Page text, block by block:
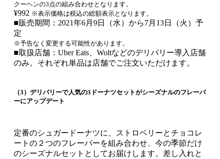
クーヘンの3点の組み合わせとなります。
¥992 ※表示価格は税込の総額表示となります。
■販売期間：2021年6月9日（水）から7月13日（火）予
定
※予告なく変更する可能性があります。
■取扱店舗：Uber Eats、Woltなどのデリバリー導入店舗
のみ。それぞれ単品は店舗でご注文いただけます。
（3）デリバリーで人気の3ドーナツセットがシーズナルのフレーバ
ーにアップデート
定番のシュガードーナツに、ストロベリーとチョコレ
ートの２つのフレーバーを組み合わせ、今の季節だけ
のシーズナルセットとしてお届けします。差し入れと